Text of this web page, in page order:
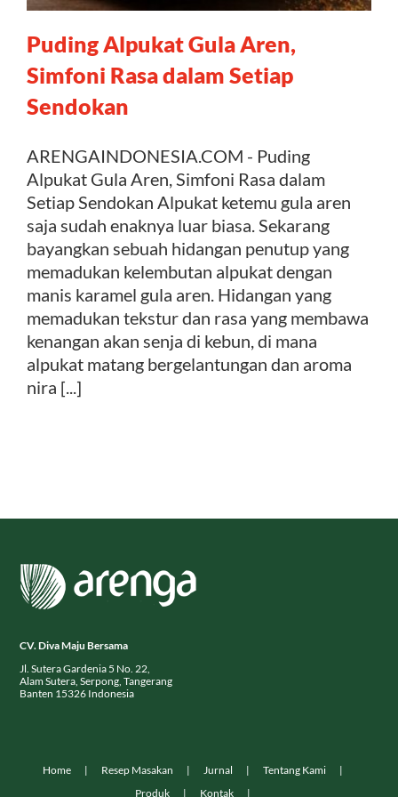
Kontak
Puding Alpukat Gula Aren,
Simfoni Rasa dalam Setiap
Sendokan
ARENGAINDONESIA.COM - Puding
Alpukat Gula Aren, Simfoni Rasa dalam
Setiap Sendokan Alpukat ketemu gula aren
saja sudah enaknya luar biasa. Sekarang
bayangkan sebuah hidangan penutup yang
memadukan kelembutan alpukat dengan
manis karamel gula aren. Hidangan yang
memadukan tekstur dan rasa yang membawa
kenangan akan senja di kebun, di mana
alpukat matang bergelantungan dan aroma
nira [...]
CV. Diva Maju Bersama
Jl. Sutera Gardenia 5 No. 22,
Alam Sutera, Serpong, Tangerang
Banten 15326 Indonesia
Home Resep Masakan Jurnal
Tentang Kami
Produk
Kontak